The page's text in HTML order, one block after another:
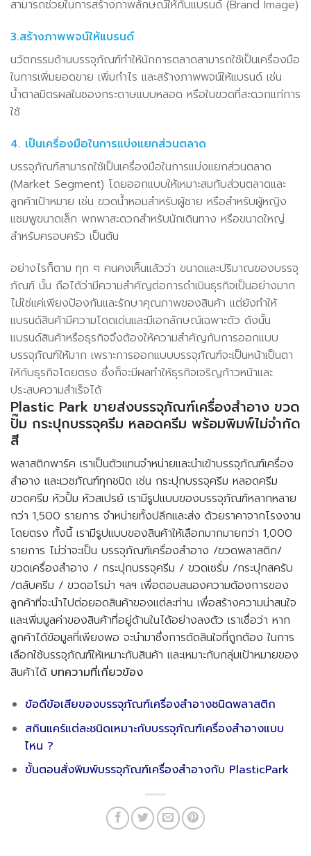
สามารถช่วยในการสร้างภาพลักษณ์ให้กับแบรนด์ (Brand Image)
3.สร้างภาพพจน์ให้แบรนด์
นวัตกรรมด้านบรรจุภัณฑ์ทำให้นักการตลาดสามารถใช้เป็นเครื่องมือ
ในการเพิ่มยอดขาย เพิ่มกำไร และสร้างภาพพจน์ให้แบรนด์ เช่น
น้ำตาลมิตรผลในซองกระดาษแบบหลอด หรือในขวดที่สะดวกแก่การ
ใช้
4. เป็นเครื่องมือในการแบ่งแยกส่วนตลาด
บรรจุภัณฑ์สามารถใช้เป็นเครื่องมือในการแบ่งแยกส่วนตลาด
(Market Segment) โดยออกแบบให้เหมาะสมกับส่วนตลาดและ
ลูกค้าเป้าหมาย เช่น ขวดน้ำหอมสำหรับผู้ชาย หรือสำหรับผู้หญิง
แชมพูขนาดเล็ก พกพาสะดวกสำหรับนักเดินทาง หรือขนาดใหญ่
สำหรับครอบครัว เป็นต้น
อย่างไรก็ตาม ทุก ๆ คนคงเห็นแล้วว่า ขนาดและปริมาณของบรรจุ
ภัณฑ์ นั้น ถือได้ว่ามีความสำคัญต่อการดำเนินธุรกิจเป็นอย่างมาก
ไม่ใช่แค่เพียงป้องกันและรักษาคุณภาพของสินค้า แต่ยังทำให้
แบรนด์สินค้ามีความโดดเด่นและมีเอกลักษณ์เฉพาะตัว ดังนั้น
แบรนด์สินค้าหรือธุรกิจจึงต้องให้ความสำคัญกับการออกแบบ
บรรจุภัณฑ์ให้มาก เพราะการออกแบบบรรจุภัณฑ์จะเป็นหน้าเป็นตา
ให้กับธุรกิจโดยตรง ซึ่งก็จะมีผลทำให้ธุรกิจเจริญก้าวหน้าและ
ประสบความสำเร็จได้
Plastic Park ขายส่งบรรจุภัณฑ์เครื่องสำอาง ขวด
ปั๊ม กระปุกบรรจุครีม หลอดครีม พร้อมพิมพ์ไม่จำกัด
สี
พลาสติกพาร์ค เราเป็นตัวแทนจำหน่ายและนำเข้าบรรจุภัณฑ์เครื่อง
สำอาง และเวชภัณฑ์ทุกชนิด เช่น กระปุกบรรจุครีม หลอดครีม
ขวดครีม หัวปั้ม หัวสเปรย์ เรามีรูปแบบของบรรจุภัณฑ์หลากหลาย
กว่า 1,500 รายการ จำหน่ายทั้งปลีกและส่ง ด้วยราคาจากโรงงาน
โดยตรง ทั้งนี้ เรามีรูปแบบของสินค้าให้เลือกมากมายกว่า 1,000
รายการ ไม่ว่าจะเป็น บรรจุภัณฑ์เครื่องสำอาง /ขวดพลาสติก/
ขวดเครื่องสำอาง / กระปุกบรรจุครีม / ขวดเซรั่ม /กระปุกสครับ
/ตลับครีม / ขวดอโรม่า ฯลฯ เพื่อตอบสนองความต้องการของ
ลูกค้าที่จะนำไปต่อยอดสินค้าของแต่ละท่าน เพื่อสร้างความน่าสนใจ
และเพิ่มมูลค่าของสินค้าที่อยู่ด้านในได้อย่างลงตัว เราเชื่อว่า หาก
ลูกค้าได้ข้อมูลที่เพียงพอ จะนำมาซึ่งการตัดสินใจที่ถูกต้อง ในการ
เลือกใช้บรรจุภัณฑ์ให้เหมาะกับสินค้า และเหมาะกับกลุ่มเป้าหมายของ
สินค้าได้ บทความที่เกี่ยวข้อง
ข้อดีข้อเสียของบรรจุภัณฑ์เครื่องสำอางชนิดพลาสติก
สกินแคร์แต่ละชนิดเหมาะกับบรรจุภัณฑ์เครื่องสำอางแบบ
ไหน ?
ขั้นตอนสั่งพิมพ์บรรจุภัณฑ์เครื่องสำอางกับ PlasticPark